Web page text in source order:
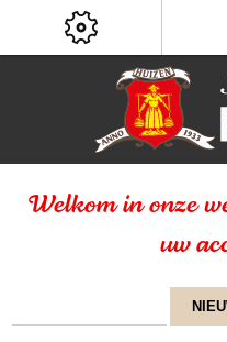
Welkom in onze
uw